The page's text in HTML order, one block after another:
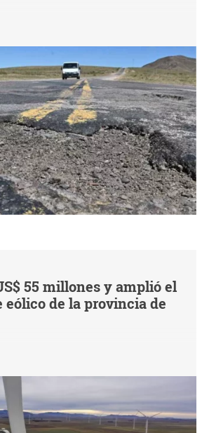
55 millones y amplió el
eólico de la provincia de